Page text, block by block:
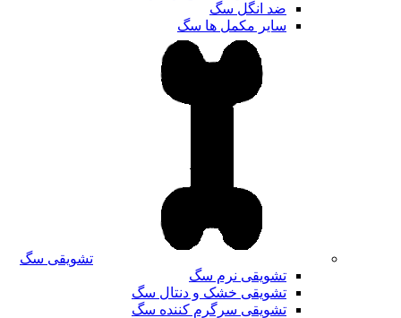
ضد انگل سگ
سایر مکمل ها سگ
تشویقی سگ
تشویقی نرم سگ
تشویقی خشک و دنتال سگ
تشویقی سرگرم کننده سگ